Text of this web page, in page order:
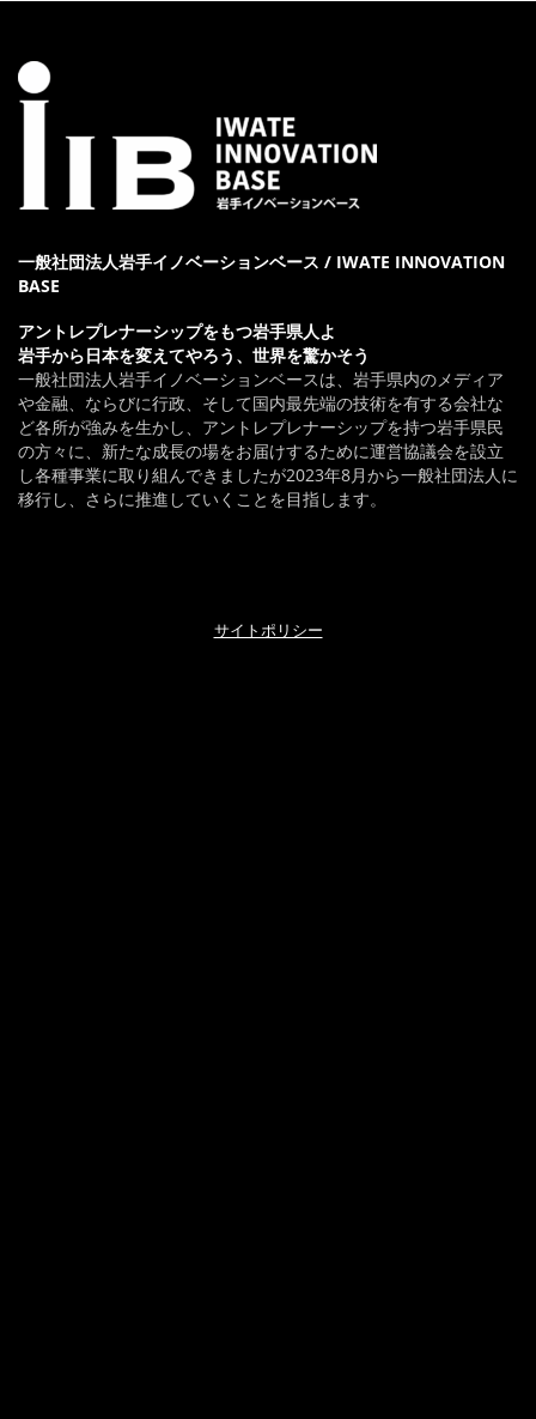
一般社団法人岩手イノベーションベース / IWATE INNOVATION
BASE
アントレプレナーシップをもつ岩手県人よ
岩手から日本を変えてやろう、世界を驚かそう
一般社団法人岩手イノベーションベースは、岩手県内のメディア
や金融、ならびに行政、そして国内最先端の技術を有する会社な
ど各所が強みを生かし、アントレプレナーシップを持つ岩手県民
の方々に、新たな成長の場をお届けするために運営協議会を設立
し各種事業に取り組んできましたが2023年8月から一般社団法人に
移行し、さらに推進していくことを目指します。
サイトポリシー